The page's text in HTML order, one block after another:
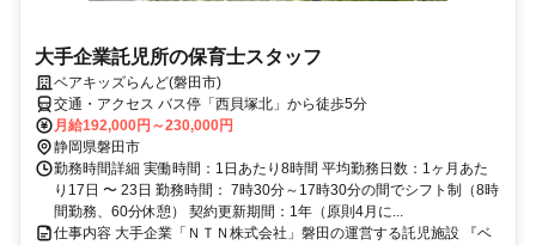
大手企業託児所の保育士スタッフ
ベアキッズらんど(磐田市)
交通・アクセス バス停「西貝塚北」から徒歩5分
月給192,000円～230,000円
静岡県磐田市
勤務時間詳細 実働時間：1日あたり8時間 平均勤務日数：1ヶ月あた
り17日 〜 23日 勤務時間： 7時30分～17時30分の間でシフト制（8時
間勤務、60分休憩） 契約更新期間：1年（原則4月に...
仕事内容 大手企業「ＮＴＮ株式会社」磐田の運営する託児施設 『ベ